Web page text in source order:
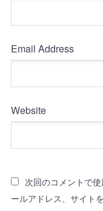
Email Address
Website
次回のコメントで
ールアドレス、サイト